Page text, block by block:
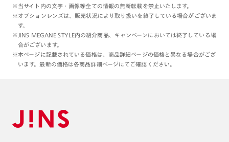
※当サイト内の文字・画像等全ての情報の無断転載を禁止いたします。
※オプションレンズは、販売状況により取り扱いを終了している場合がございま
す。
※JINS MEGANE STYLE内の紹介商品、キャンペーンにおいては終了している場
合がございます。
※本ページに記載されている価格は、商品詳細ページの価格と異なる場合がござ
います。最新の価格は各商品詳細ページにてご確認ください。